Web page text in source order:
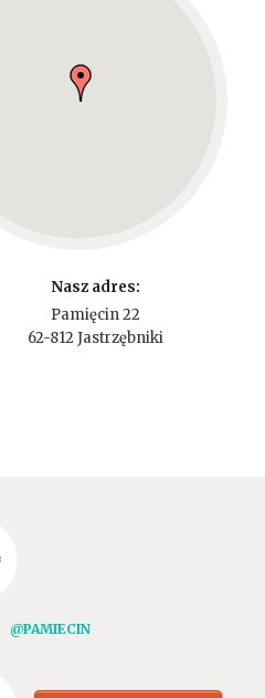
Nasz adres:
Pamięcin 22
62-812 Jastrzębniki
@PAMIECIN